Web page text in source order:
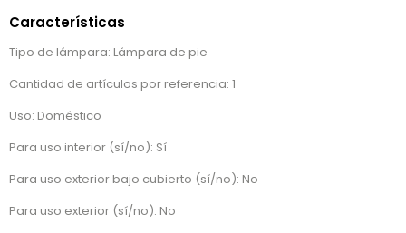
Características
Tipo de lámpara: Lámpara de pie
Cantidad de artículos por referencia: 1
Uso: Doméstico
Para uso interior (sí/no): Sí
Para uso exterior bajo cubierto (sí/no): No
Para uso exterior (sí/no): No